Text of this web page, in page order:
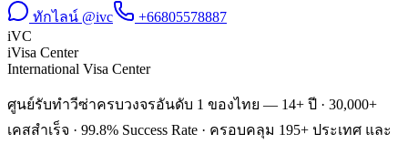
ทักไลน์ @ivc
+66805578887
iVC
iVisa Center
International Visa Center
ศูนย์รับทำวีซ่าครบวงจรอันดับ 1 ของไทย — 14+ ปี · 30,000+
เคสสำเร็จ · 99.8% Success Rate · ครอบคลุม 195+ ประเทศ และ